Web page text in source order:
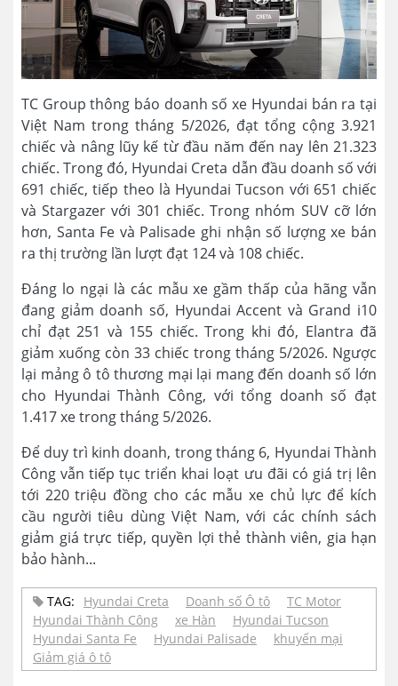
TC Group thông báo doanh số xe Hyundai bán ra tại
Việt Nam trong tháng 5/2026, đạt tổng cộng 3.921
chiếc và nâng lũy kế từ đầu năm đến nay lên 21.323
chiếc. Trong đó, Hyundai Creta dẫn đầu doanh số với
691 chiếc, tiếp theo là Hyundai Tucson với 651 chiếc
và Stargazer với 301 chiếc. Trong nhóm SUV cỡ lớn
hơn, Santa Fe và Palisade ghi nhận số lượng xe bán
ra thị trường lần lượt đạt 124 và 108 chiếc.
Đáng lo ngại là các mẫu xe gầm thấp của hãng vẫn
đang giảm doanh số, Hyundai Accent và Grand i10
chỉ đạt 251 và 155 chiếc. Trong khi đó, Elantra đã
giảm xuống còn 33 chiếc trong tháng 5/2026. Ngược
lại mảng ô tô thương mại lại mang đến doanh số lớn
cho Hyundai Thành Công, với tổng doanh số đạt
1.417 xe trong tháng 5/2026.
Để duy trì kinh doanh, trong tháng 6, Hyundai Thành
Công vẫn tiếp tục triển khai loạt ưu đãi có giá trị lên
tới 220 triệu đồng cho các mẫu xe chủ lực để kích
cầu người tiêu dùng Việt Nam, với các chính sách
giảm giá trực tiếp, quyền lợi thẻ thành viên, gia hạn
bảo hành...
TAG: Hyundai Creta Doanh số Ô tô
TC Motor
Hyundai Thành Công
xe Hàn
Hyundai Tucson
Hyundai Santa Fe
Hyundai Palisade
khuyến mại
Giảm giá ô tô